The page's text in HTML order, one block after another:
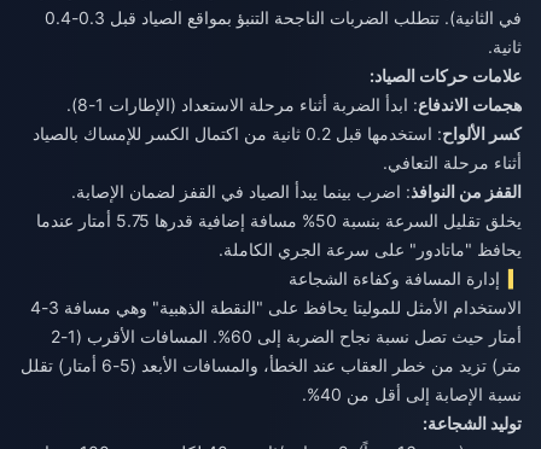
في الثانية). تتطلب الضربات الناجحة التنبؤ بمواقع الصياد قبل 0.3-0.4
ثانية.
علامات حركات الصياد:
هجمات الاندفاع: ابدأ الضربة أثناء مرحلة الاستعداد (الإطارات 1-8).
كسر الألواح
: استخدمها قبل 0.2 ثانية من اكتمال الكسر للإمساك بالصياد
أثناء مرحلة التعافي.
القفز من النوافذ: اضرب بينما يبدأ الصياد في القفز لضمان الإصابة.
يخلق تقليل السرعة بنسبة 50% مسافة إضافية قدرها 5.75 أمتار عندما
يحافظ "ماتادور" على سرعة الجري الكاملة.
إدارة المسافة وكفاءة الشجاعة
الاستخدام الأمثل للموليتا يحافظ على "النقطة الذهبية" وهي مسافة 3-4
أمتار حيث تصل نسبة نجاح الضربة إلى 60%. المسافات الأقرب (1-2
متر) تزيد من خطر العقاب عند الخطأ، والمسافات الأبعد (5-6 أمتار) تقلل
نسبة الإصابة إلى أقل من 40%.
توليد الشجاعة: